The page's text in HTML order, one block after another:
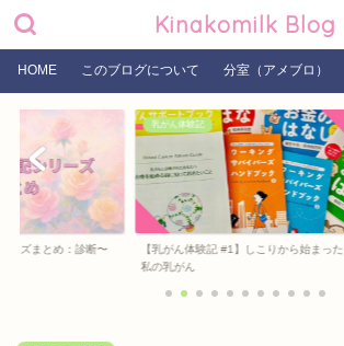
Kinakomilk Blog
HOME このブログについて 分室（アメブロ）
ーズまとめ：診断〜
乳がん体験記
【乳がん体験記 #1】しこりから始まった
私の乳がん